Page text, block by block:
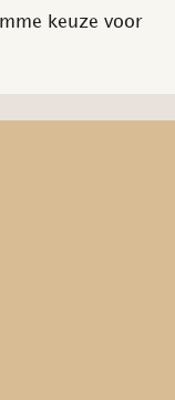
keuze voor